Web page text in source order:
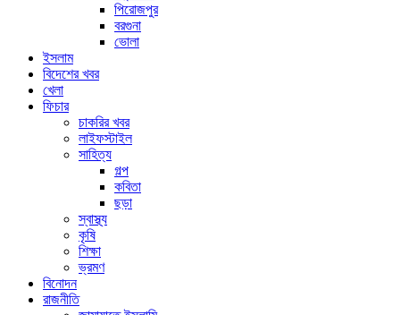
পিরোজপুর
বরগুনা
ভোলা
ইসলাম
বিদেশের খবর
খেলা
ফিচার
চাকরির খবর
লাইফস্টাইল
সাহিত্য
গল্প
কবিতা
ছড়া
স্বাস্থ্য
কৃষি
শিক্ষা
ভ্রমণ
বিনোদন
রাজনীতি